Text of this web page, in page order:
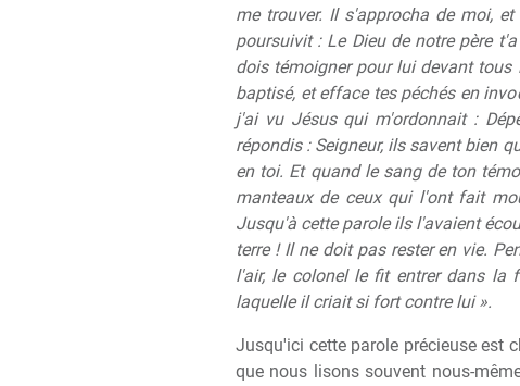
me trouver. Il s'approcha de moi,
poursuivit : Le Dieu de notre père
dois témoigner pour lui devant tous
baptisé, et efface tes péchés en
j'ai vu Jésus qui m'ordonnait :
répondis : Seigneur, ils savent bien
en toi. Et quand le sang de ton
manteaux de ceux qui l'ont fait
Jusqu'à cette parole ils l'avaient
terre ! Il ne doit pas rester en vie.
l'air, le colonel le fit entrer dans la
laquelle il criait si fort contre lui ».
Jusqu'ici cette parole précieuse est
que nous lisons souvent nous-